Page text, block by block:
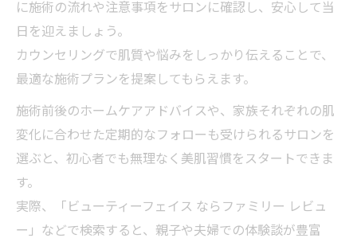
に施術の流れや注意事項をサロンに確認し、安心して当
日を迎えましょう。
カウンセリングで肌質や悩みをしっかり伝えることで、
最適な施術プランを提案してもらえます。
施術前後のホームケアアドバイスや、家族それぞれの肌
変化に合わせた定期的なフォローも受けられるサロンを
選ぶと、初心者でも無理なく美肌習慣をスタートできま
す。
実際、「ビューティーフェイス ならファミリー レビュ
ー」などで検索すると、親子や夫婦での体験談が豊富